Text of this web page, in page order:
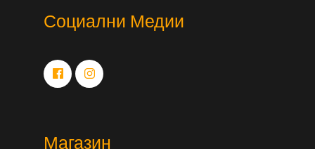
Социални Медии
Магазин